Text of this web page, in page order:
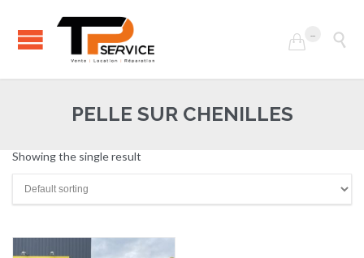
 
PELLE SUR CHENILLES
Showing the single result